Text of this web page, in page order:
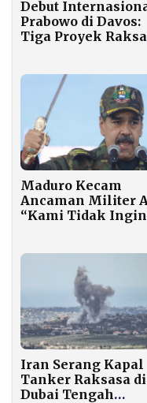
Debut
Prabowo di Davos:
Tiga Proyek
Maduro Kecam
Ancaman Militer
“Kami Tidak Ingin
Iran Serang Kapal
Tanker Raksasa di
Dubai Tengah